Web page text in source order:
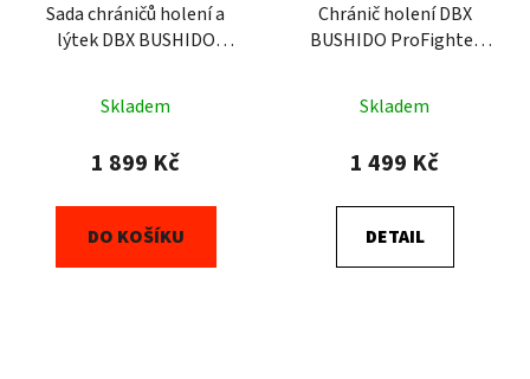
Sada chráničů holení a
lýtek DBX BUSHIDO
Skladem
1 899 Kč
DO KOŠÍKU
Chránič holení DBX
BUSHIDO ProFighter
Skladem
1 499 Kč
DETAIL